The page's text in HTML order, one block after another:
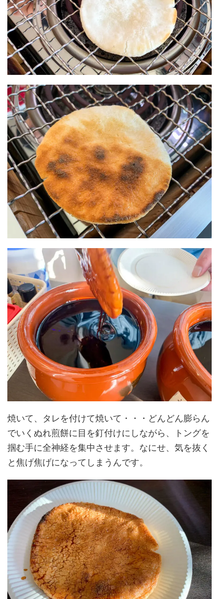
焼いて、タレを付けて焼いて・・・どんどん膨らん
でいくぬれ煎餅に目を釘付けにしながら、トングを
掴む手に全神経を集中させます。なにせ、気を抜く
と焦げ焦げになってしまうんです。